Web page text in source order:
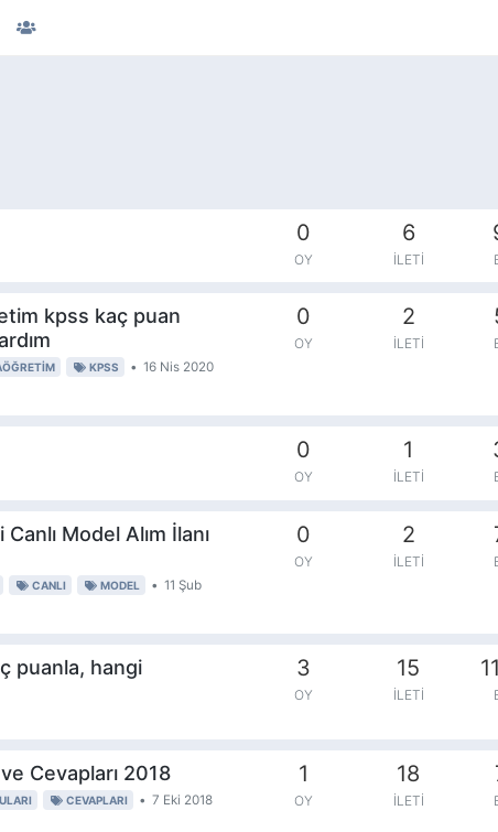
0
OY
6
İLETI
kpss kaç puan
KPSS • 16 Nis 2020
0
OY
2
İLETI
0
OY
1
İLETI
Model Alım İlanı
CANLI MODEL • 11 Şub
0
OY
2
İLETI
puanla, hangi
3
OY
15
İLETI
Cevapları 2018
CEVAPLARI • 7 Eki 2018
1
OY
18
İLETI